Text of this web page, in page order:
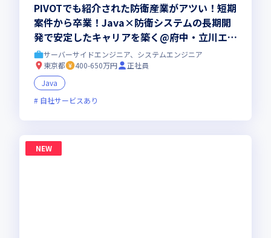
PIVOTでも紹介された防衛産業がアツい！短期
案件から卒業！Java×防衛システムの長期開
発で安定したキャリアを築く@府中・立川エリ
ア｜社会貢献性◎キャリアアップ◎防衛システ
ム開発
サーバーサイドエンジニア、システムエンジニア
東京都
400-650万円
正社員
Java
自社サービスあり
NEW